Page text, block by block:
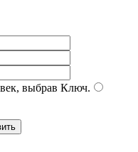
выбрав Ключ.